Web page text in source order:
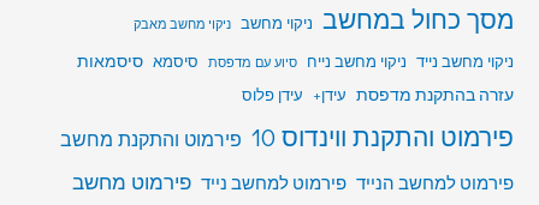
מסך כחול במחשב ניקוי מחשב ניקוי מחשב מאבק
ניקוי מחשב נייד ניקוי מחשב נייח סיוע עם מדפסת סיסמא סיסמאות
עזרה בהתקנת מדפסת עידן+ עידן פלוס
פירמוט והתקנת ווינדוס 10 פירמוט והתקנת מחשב
פירמוט למחשב הנייד פירמוט למחשב נייד פירמוט מחשב